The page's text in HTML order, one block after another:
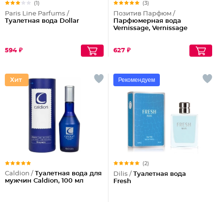
(1)
Paris Line Parfums /
Туалетная вода Dollar
594 ₽
(3)
Позитив Парфюм /
Парфюмерная вода
Vernissage, Vernissage
627 ₽
Caldion / Туалетная вода для
мужчин Caldion, 100 мл
Рекомендуем
(2)
Dilis / Туалетная вода
Fresh